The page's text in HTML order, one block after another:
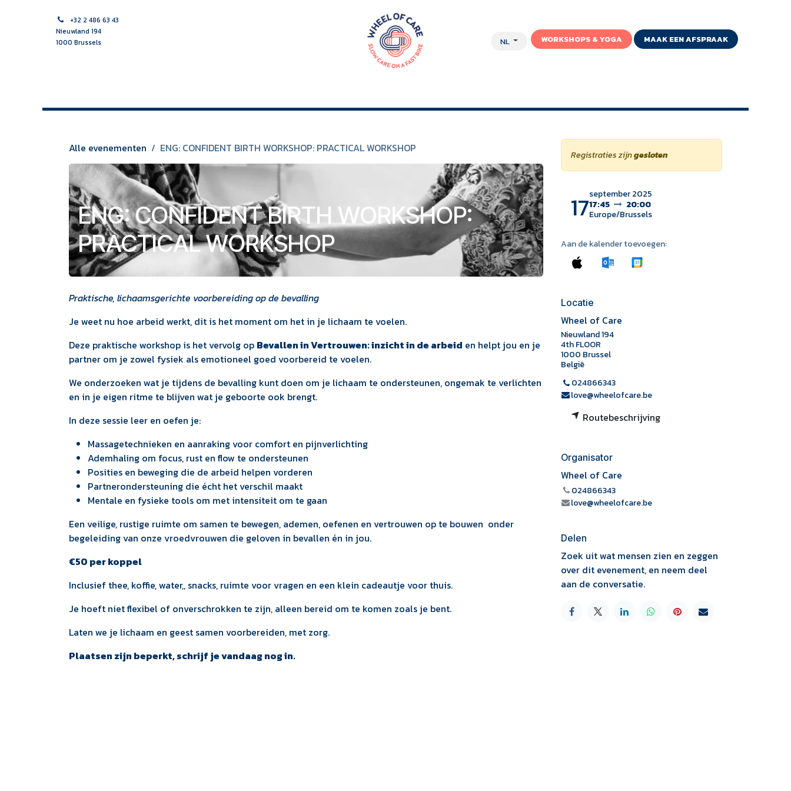
+32 2 486 63 43
Nieuwland 194
1000 Brussels
NL WORKSHOPS & YOGA MAAK EEN AFSPRAAK
Alle evenementen ENG: CONFIDENT BIRTH WORKSHOP: PRACTICAL WORKSHOP
ENG: CONFIDENT BIRTH WORKSHOP:
PRACTICAL WORKSHOP
Praktische, lichaamsgerichte voorbereiding op de bevalling
Je weet nu hoe arbeid werkt, dit is het moment om het in je lichaam te voelen.
Deze praktische workshop is het vervolg op Bevallen in Vertrouwen: inzicht in de arbeid en helpt jou en je
partner om je zowel fysiek als emotioneel goed voorbereid te voelen.
We onderzoeken wat je tijdens de bevalling kunt doen om je lichaam te ondersteunen, ongemak te verlichten
en in je eigen ritme te blijven wat je geboorte ook brengt.
In deze sessie leer en oefen je:
Massagetechnieken en aanraking voor comfort en pijnverlichting
Ademhaling om focus, rust en flow te ondersteunen
Posities en beweging die de arbeid helpen vorderen
Partnerondersteuning die écht het verschil maakt
Mentale en fysieke tools om met intensiteit om te gaan
Een veilige, rustige ruimte om samen te bewegen, ademen, oefenen en vertrouwen op te bouwen onder
begeleiding van onze vroedvrouwen die geloven in bevallen én in jou.
€50 per koppel
Inclusief thee, koffie, water,, snacks, ruimte voor vragen en een klein cadeautje voor thuis.
Je hoeft niet flexibel of onverschrokken te zijn, alleen bereid om te komen zoals je bent.
Laten we je lichaam en geest samen voorbereiden, met zorg.
Plaatsen zijn beperkt, schrijf je vandaag nog in.
Registraties zijngesloten
17september 2025
17:45
20:00
Europe/Brussels
Aan de kalender toevoegen:
Locatie
Wheel of Care
Nieuwland 194
4th FLOOR
1000 Brussel
België
024866343
love@wheelofcare.be
Routebeschrijving
Organisator
Wheel of Care
024866343
love@wheelofcare.be
Delen
Zoek uit wat mensen zien en zeggen
over dit evenement, en neem deel
aan de conversatie.